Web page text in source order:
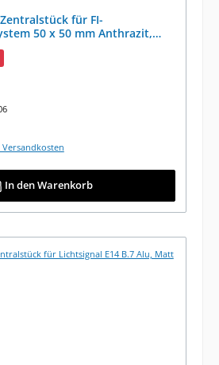
für FI-
50 x 50 mm Anthrazit,
Versandkosten
In den Warenkorb